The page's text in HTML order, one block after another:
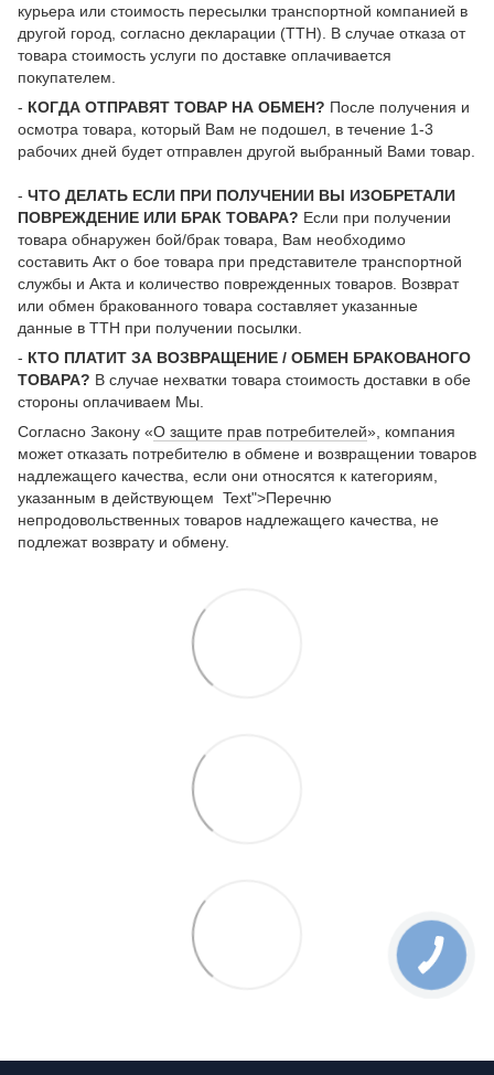
курьера или стоимость пересылки транспортной компанией в
другой город, согласно декларации (ТТН). В случае отказа от
товара стоимость услуги по доставке оплачивается
покупателем.
- КОГДА ОТПРАВЯТ ТОВАР НА ОБМЕН? После получения и
осмотра товара, который Вам не подошел, в течение 1-3
рабочих дней будет отправлен другой выбранный Вами товар.
- ЧТО ДЕЛАТЬ ЕСЛИ ПРИ ПОЛУЧЕНИИ ВЫ ИЗОБРЕТАЛИ
ПОВРЕЖДЕНИЕ ИЛИ БРАК ТОВАРА? Если при получении
товара обнаружен бой/брак товара, Вам необходимо
составить Акт о бое товара при представителе транспортной
службы и Акта и количество поврежденных товаров. Возврат
или обмен бракованного товара составляет указанные
данные в ТТН при получении посылки.
- КТО ПЛАТИТ ЗА ВОЗВРАЩЕНИЕ / ОБМЕН БРАКОВАНОГО
ТОВАРА? В случае нехватки товара стоимость доставки в обе
стороны оплачиваем Мы.
Согласно Закону «О защите прав потребителей», компания
может отказать потребителю в обмене и возвращении товаров
надлежащего качества, если они относятся к категориям,
указанным в действующем Text">Перечню
непродовольственных товаров надлежащего качества, не
подлежат возврату и обмену.